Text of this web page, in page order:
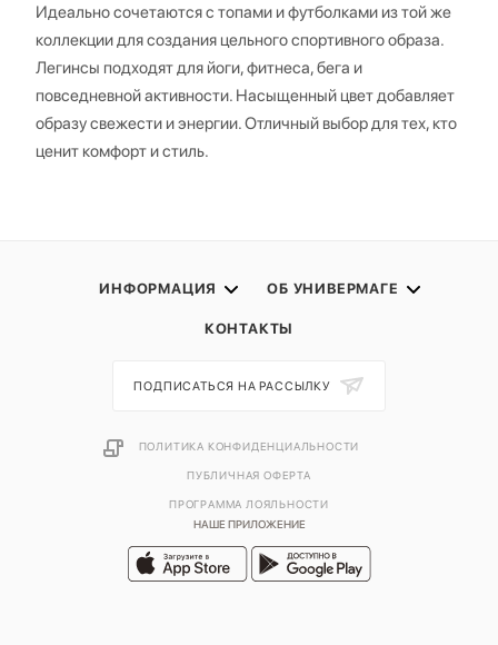
Идеально сочетаются с топами и футболками из той же
коллекции для создания цельного спортивного образа.
Легинсы подходят для йоги, фитнеса, бега и
повседневной активности. Насыщенный цвет добавляет
образу свежести и энергии. Отличный выбор для тех, кто
ценит комфорт и стиль.
ИНФОРМАЦИЯ ОБ УНИВЕРМАГЕ
КОНТАКТЫ
НАШЕ ПРИЛОЖЕНИЕ
ПОДПИСАТЬСЯ НА РАССЫЛКУ
ПОЛИТИКА КОНФИДЕНЦИАЛЬНОСТИ
ПУБЛИЧНАЯ ОФЕРТА
ПРОГРАММА ЛОЯЛЬНОСТИ